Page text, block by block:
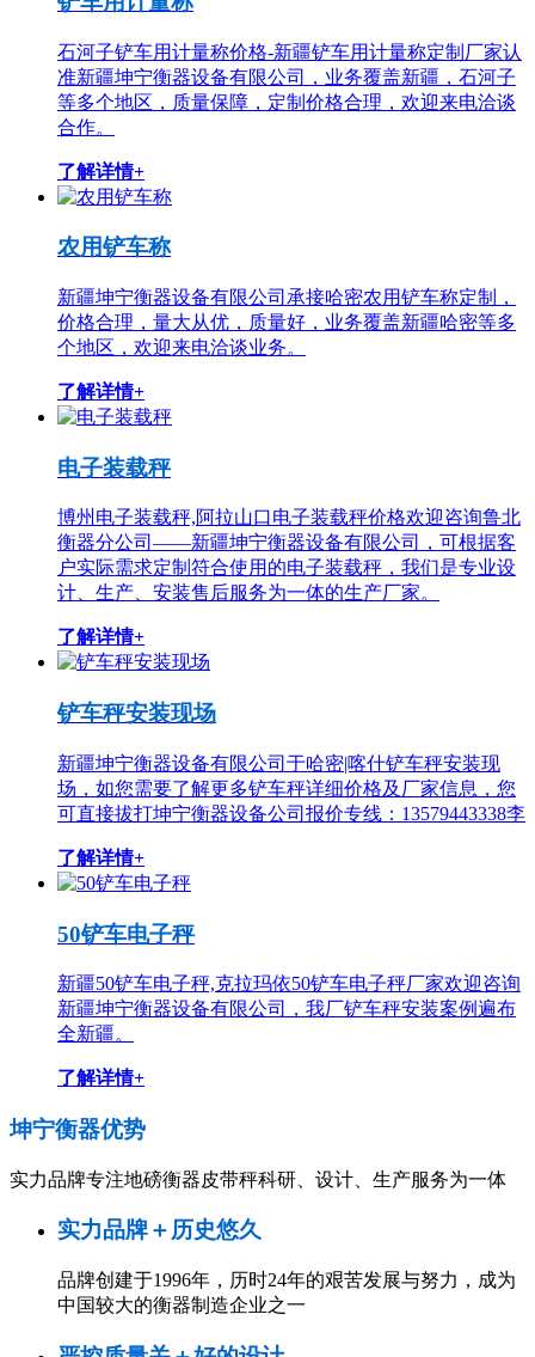
石河子铲车用计量称价格-新疆铲车用计量称定制厂家认
准新疆坤宁衡器设备有限公司，业务覆盖新疆，石河子
等多个地区，质量保障，定制价格合理，欢迎来电洽谈
合作。
了解详情+
农用铲车称
新疆坤宁衡器设备有限公司承接哈密农用铲车称定制，
价格合理，量大从优，质量好，业务覆盖新疆哈密等多
个地区，欢迎来电洽谈业务。
了解详情+
电子装载秤
博州电子装载秤,阿拉山口电子装载秤价格欢迎咨询鲁北
衡器分公司——新疆坤宁衡器设备有限公司，可根据客
户实际需求定制符合使用的电子装载秤，我们是专业设
计、生产、安装售后服务为一体的生产厂家。
了解详情+
铲车秤安装现场
新疆坤宁衡器设备有限公司于哈密|喀什铲车秤安装现
场，如您需要了解更多铲车秤详细价格及厂家信息，您
可直接拔打坤宁衡器设备公司报价专线：13579443338李
了解详情+
50铲车电子秤
新疆50铲车电子秤,克拉玛依50铲车电子秤厂家欢迎咨询
新疆坤宁衡器设备有限公司，我厂铲车秤安装案例遍布
全新疆。
了解详情+
坤宁衡器优势
实力品牌专注地磅衡器皮带秤科研、设计、生产服务为一体
实力品牌＋历史悠久
品牌创建于1996年，历时24年的艰苦发展与努力，成为
中国较大的衡器制造企业之一